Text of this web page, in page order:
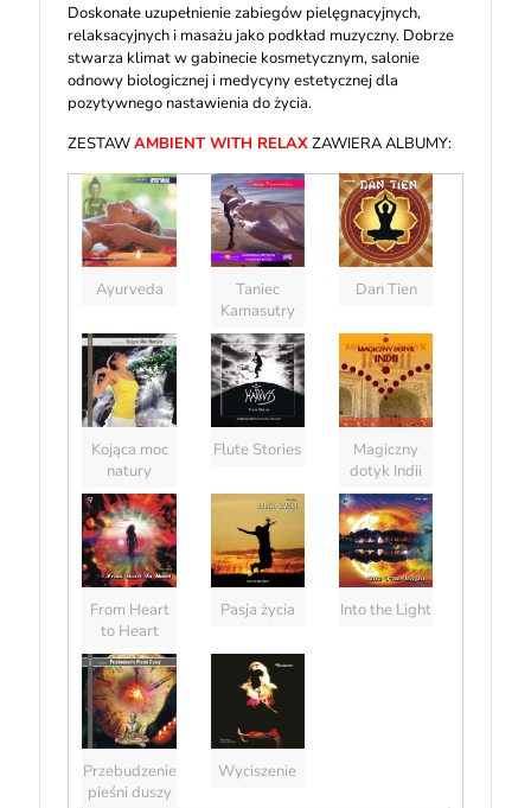
Doskonałe uzupełnienie zabiegów pielęgnacyjnych,
relaksacyjnych i masażu jako podkład muzyczny. Dobrze
stwarza klimat w gabinecie kosmetycznym, salonie
odnowy biologicznej i medycyny estetycznej dla
pozytywnego nastawienia do życia.
ZESTAWAMBIENT WITH RELAXZAWIERA ALBUMY:
Ayurveda
Taniec
Kamasutry
Dan Tien
Kojąca moc
natury
Flute Stories
Magiczny
dotyk Indii
From Heart
to Heart
Pasja życia Into the Light
Przebudzenie
pieśni duszy
Wyciszenie